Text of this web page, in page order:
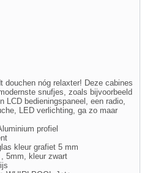
douchen nóg relaxter! Deze cabines
snufjes, zoals bijvoorbeeld
LCD bedieningspaneel, een radio,
LED verlichting, ga zo maar
profiel
kleur grafiet 5 mm
5mm, kleur zwart